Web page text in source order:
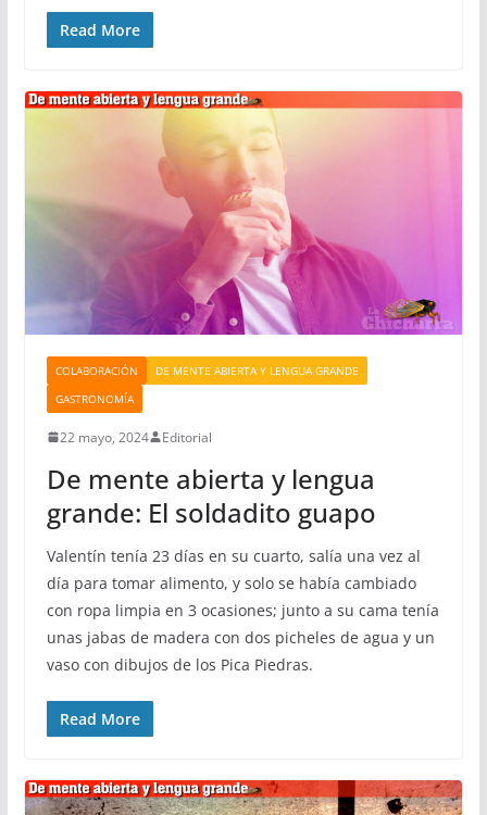
Read More
COLABORACIÓN
DE MENTE ABIERTA Y LENGUA GRANDE
GASTRONOMÍA
22 mayo, 2024 Editorial
De mente abierta y lengua
grande: El soldadito guapo
Valentín tenía 23 días en su cuarto, salía una vez al
día para tomar alimento, y solo se había cambiado
con ropa limpia en 3 ocasiones; junto a su cama tenía
unas jabas de madera con dos picheles de agua y un
vaso con dibujos de los Pica Piedras.
Read More